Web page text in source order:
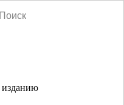
Поиск
изданию